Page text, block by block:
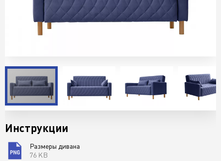
Инструкции
Размеры дивана
76 KB